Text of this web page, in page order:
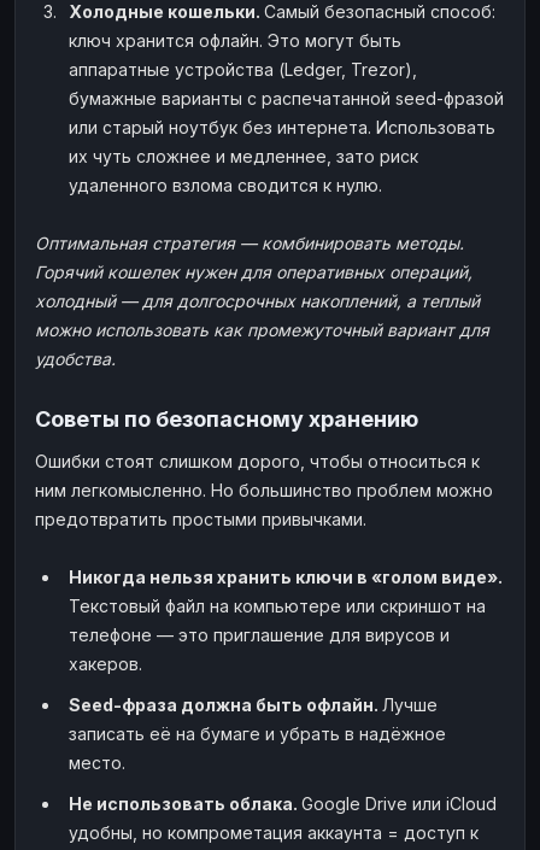
Холодные кошельки. Самый безопасный способ:
ключ хранится офлайн. Это могут быть
аппаратные устройства (Ledger, Trezor),
бумажные варианты с распечатанной seed-фразой
или старый ноутбук без интернета. Использовать
их чуть сложнее и медленнее, зато риск
удаленного взлома сводится к нулю.
Оптимальная стратегия — комбинировать методы.
Горячий кошелек нужен для оперативных операций,
холодный — для долгосрочных накоплений, а теплый
можно использовать как промежуточный вариант для
удобства.
Советы по безопасному хранению
Ошибки стоят слишком дорого, чтобы относиться к
ним легкомысленно. Но большинство проблем можно
предотвратить простыми привычками.
Никогда нельзя хранить ключи в «голом виде».
Текстовый файл на компьютере или скриншот на
телефоне — это приглашение для вирусов и
хакеров.
Seed-фраза должна быть офлайн. Лучше
записать её на бумаге и убрать в надёжное
место.
Не использовать облака. Google Drive или iCloud
удобны, но компрометация аккаунта = доступ к